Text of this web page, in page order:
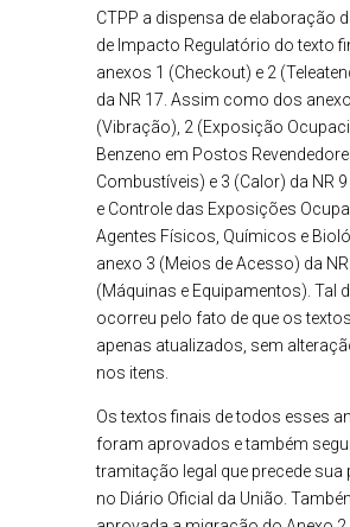
CTPP a dispensa de elaboração
de Impacto Regulatório do texto
anexos 1 (Checkout) e 2
da NR 17. Assim como dos
(Vibração), 2 (Exposição
Benzeno em Postos
Combustíveis) e 3 (Calor) da NR
e Controle das Exposições
Agentes Físicos, Químicos e
anexo 3 (Meios de Acesso) da
(Máquinas e Equipamentos). Tal
ocorreu pelo fato de que os
apenas atualizados, sem
nos itens.
Os textos finais de todos esses
foram aprovados e também
tramitação legal que precede sua
no Diário Oficial da União.